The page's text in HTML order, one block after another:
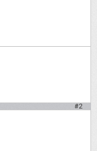
#2